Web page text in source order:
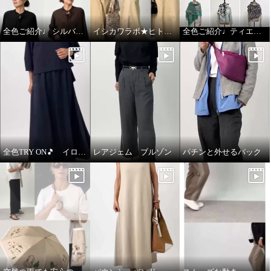
全色ご紹介♩ シルバーミントシュガー アンサンブル イシカワラボ★ヒトミ ジャケット全色ご紹介♩ 全色ご紹介♩ティエドゥール
レアジェム ブルゾン パチンと外せるバック